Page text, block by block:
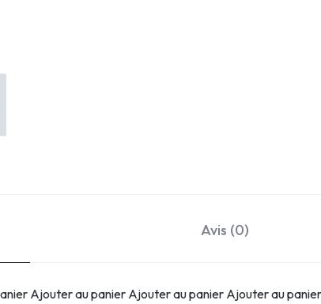
Avis (0)
Ajouter au panier Ajouter au panier Ajouter au